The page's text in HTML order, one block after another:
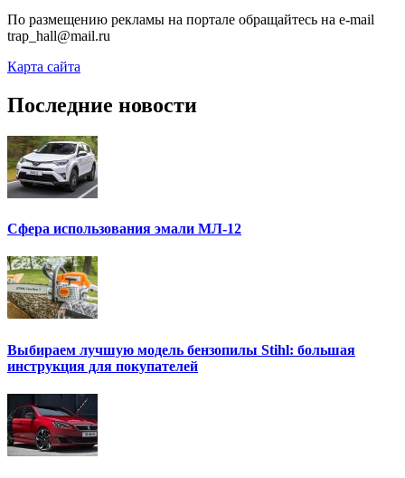
По размещению рекламы на портале обращайтесь на e-mail
trap_hall@mail.ru
Карта сайта
Последние новости
Сфера использования эмали МЛ-12
Выбираем лучшую модель бензопилы Stihl: большая
инструкция для покупателей